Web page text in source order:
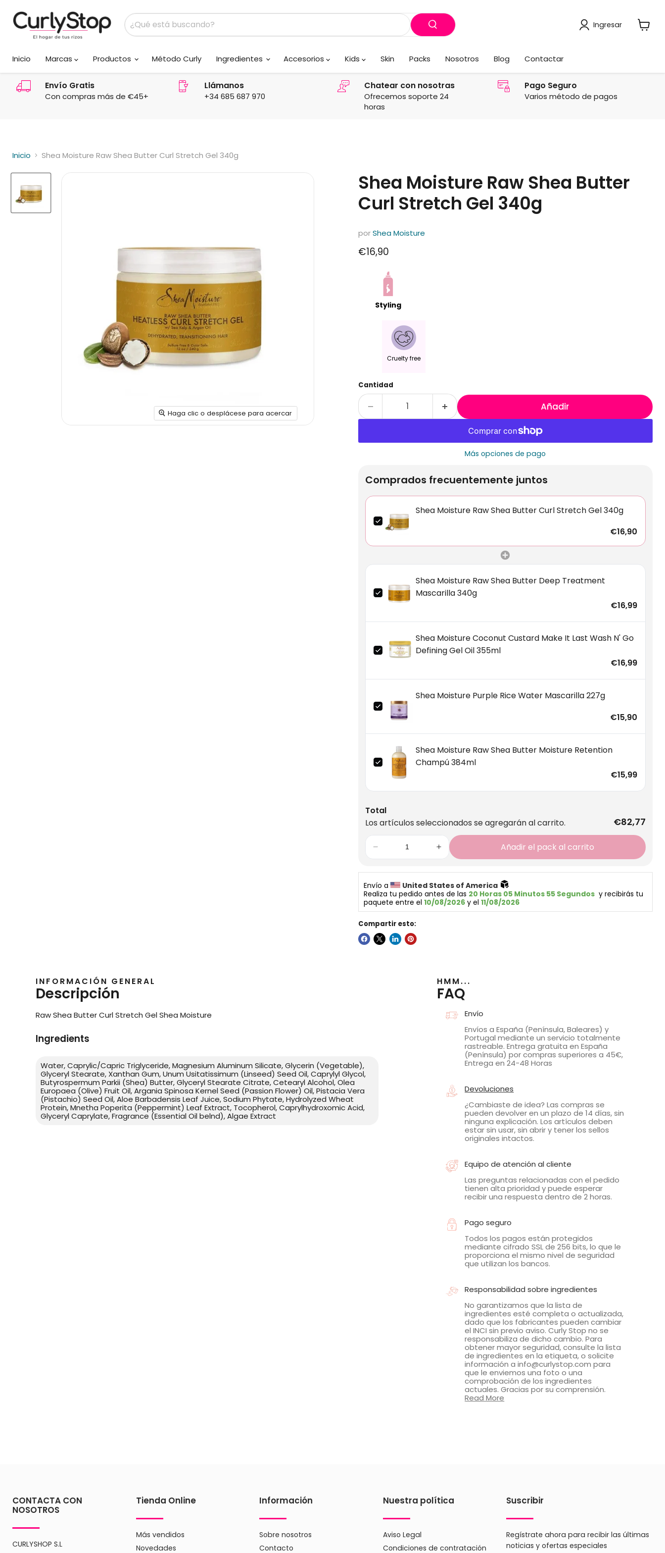
Ingresar
Inicio
Marcas Productos Método Curly Ingredientes Accesorios Kids Skin Packs Nosotros Blog Contactar
Envío Gratis
Con compras más de €45+
Llámanos
+34 685 687 970
Chatear con nosotras
Ofrecemos soporte 24
horas
Pago Seguro
Varios método de pagos
Inicio Shea Moisture Raw Shea Butter Curl Stretch Gel 340g
Haga clic o desplácese para acercar
Shea Moisture Raw Shea Butter
Curl Stretch Gel 340g
porShea Moisture
Precio actual
€16,90
Styling
Cruelty free
Cantidad
Añadir
Más opciones de pago
Comprados frecuentemente juntos
Shea Moisture Raw Shea Butter Curl Stretch Gel 340g
€16,90
Shea Moisture Raw Shea Butter Deep Treatment
Mascarilla 340g
€16,99
Shea Moisture Coconut Custard Make It Last Wash N' Go
Defining Gel Oil 355ml
€16,99
Shea Moisture Purple Rice Water Mascarilla 227g
€15,90
Shea Moisture Raw Shea Butter Moisture Retention
Champú 384ml
€15,99
Total
Los artículos seleccionados se agregarán al carrito.
€82,77
Añadir el pack al carrito
Envío a
United States of America
Realiza tu pedido antes de las 20 Horas 05 Minutos 55 Segundos
  y recibirás tu
paquete entre el 10/08/2026 y el 11/08/2026
Compartir esto:
INFORMACIÓN GENERAL
Descripción
Raw Shea Butter Curl Stretch Gel Shea Moisture
Ingredients
Water, Caprylic/Capric Triglyceride, Magnesium Aluminum Silicate, Glycerin (Vegetable),
Glyceryl Stearate, Xanthan Gum, Unum Usitatissimum (Linseed) Seed Oil, Caprylyl Glycol,
Butyrospermum Parkii (Shea) Butter, Glyceryl Stearate Citrate, Cetearyl Alcohol, Olea
Europaea (Olive) Fruit Oil, Argania Spinosa Kernel Seed (Passion Flower) Oil, Pistacia Vera
(Pistachio) Seed Oil, Aloe Barbadensis Leaf Juice, Sodium Phytate, Hydrolyzed Wheat
Protein, Mnetha Poperita (Peppermint) Leaf Extract, Tocopherol, Caprylhydroxomic Acid,
Glyceryl Caprylate, Fragrance (Essential Oil belnd), Algae Extract
HMM...
FAQ
Envío
Envíos a España (Península, Baleares) y
Portugal mediante un servicio totalmente
rastreable. Entrega gratuita en España
(Península) por compras superiores a 45€,
Entrega en 24-48 Horas
Devoluciones
¿Cambiaste de idea? Las compras se
pueden devolver en un plazo de 14 días, sin
ninguna explicación. Los artículos deben
estar sin usar, sin abrir y tener los sellos
originales intactos.
Equipo de atención al cliente
Las preguntas relacionadas con el pedido
tienen alta prioridad y puede esperar
recibir una respuesta dentro de 2 horas.
Pago seguro
Todos los pagos están protegidos
mediante cifrado SSL de 256 bits, lo que le
proporciona el mismo nivel de seguridad
que utilizan los bancos.
Responsabilidad sobre ingredientes
No garantizamos que la lista de
ingredientes esté completa o actualizada,
dado que los fabricantes pueden cambiar
el INCI sin previo aviso. Curly Stop no se
responsabiliza de dicho cambio. Para
obtener mayor seguridad, consulte la lista
de ingredientes en la etiqueta, o solicite
información a info@curlystop.com para
que le enviemos una foto o una
comprobación de los ingredientes
actuales. Gracias por su comprensión.
Read More
CONTACTA CON
NOSOTROS
CURLYSHOP S.L
Tienda Online
Más vendidos
Novedades
Información
Sobre nosotros
Contacto
Nuestra política
Aviso Legal
Condiciones de contratación
Suscribir
Regístrate ahora para recibir las últimas
noticias y ofertas especiales